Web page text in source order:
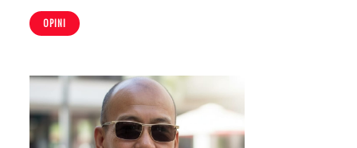
OPINI